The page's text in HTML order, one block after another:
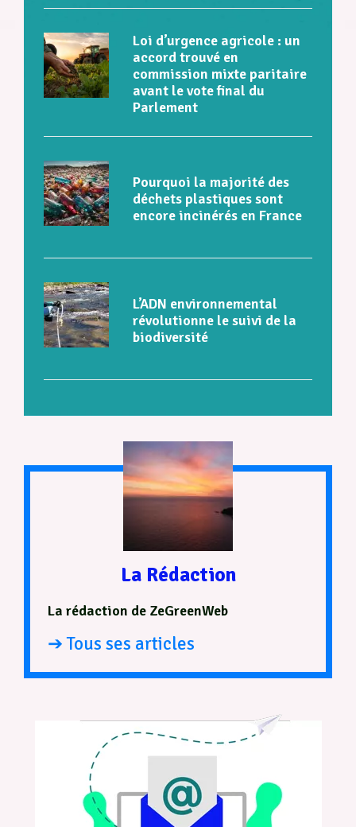
Loi d’urgence agricole : un
accord trouvé en
commission mixte paritaire
avant le vote final du
Parlement
Pourquoi la majorité des
déchets plastiques sont
encore incinérés en France
L’ADN environnemental
révolutionne le suivi de la
biodiversité
La Rédaction
La rédaction de ZeGreenWeb
➔ Tous ses articles